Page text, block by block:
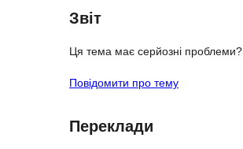
Звіт
Ця тема має серйозні проблеми?
Повідомити про тему
Переклади